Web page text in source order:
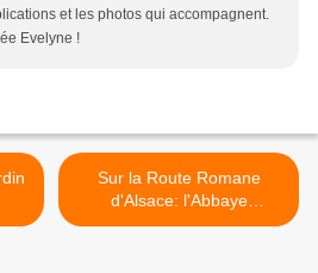
et les photos qui accompagnent.
Evelyne !
Sur la Route Romane
d'Alsace: l'Abbaye
d'Alspach >